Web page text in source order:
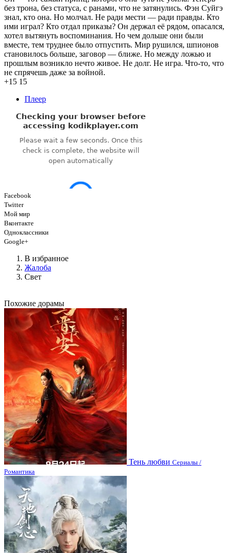
без трона, без статуса, с ранами, что не затянулись. Фэн Суйгэ
знал, кто она. Но молчал. Не ради мести — ради правды. Кто
ими играл? Кто отдал приказы? Он держал её рядом, опасался,
хотел вытянуть воспоминания. Но чем дольше они были
вместе, тем труднее было отпустить. Мир рушился, шпионов
становилось больше, заговор — ближе. Но между ложью и
прошлым возникло нечто живое. Не долг. Не игра. Что-то, что
не спрячешь даже за войной.
+15 15
Плеер
Facebook
Twitter
Мой мир
Вконтакте
Одноклассники
Google+
В избранное
Жалоба
Свет
Похожие дорамы
Тень любви Сериалы /
Романтика